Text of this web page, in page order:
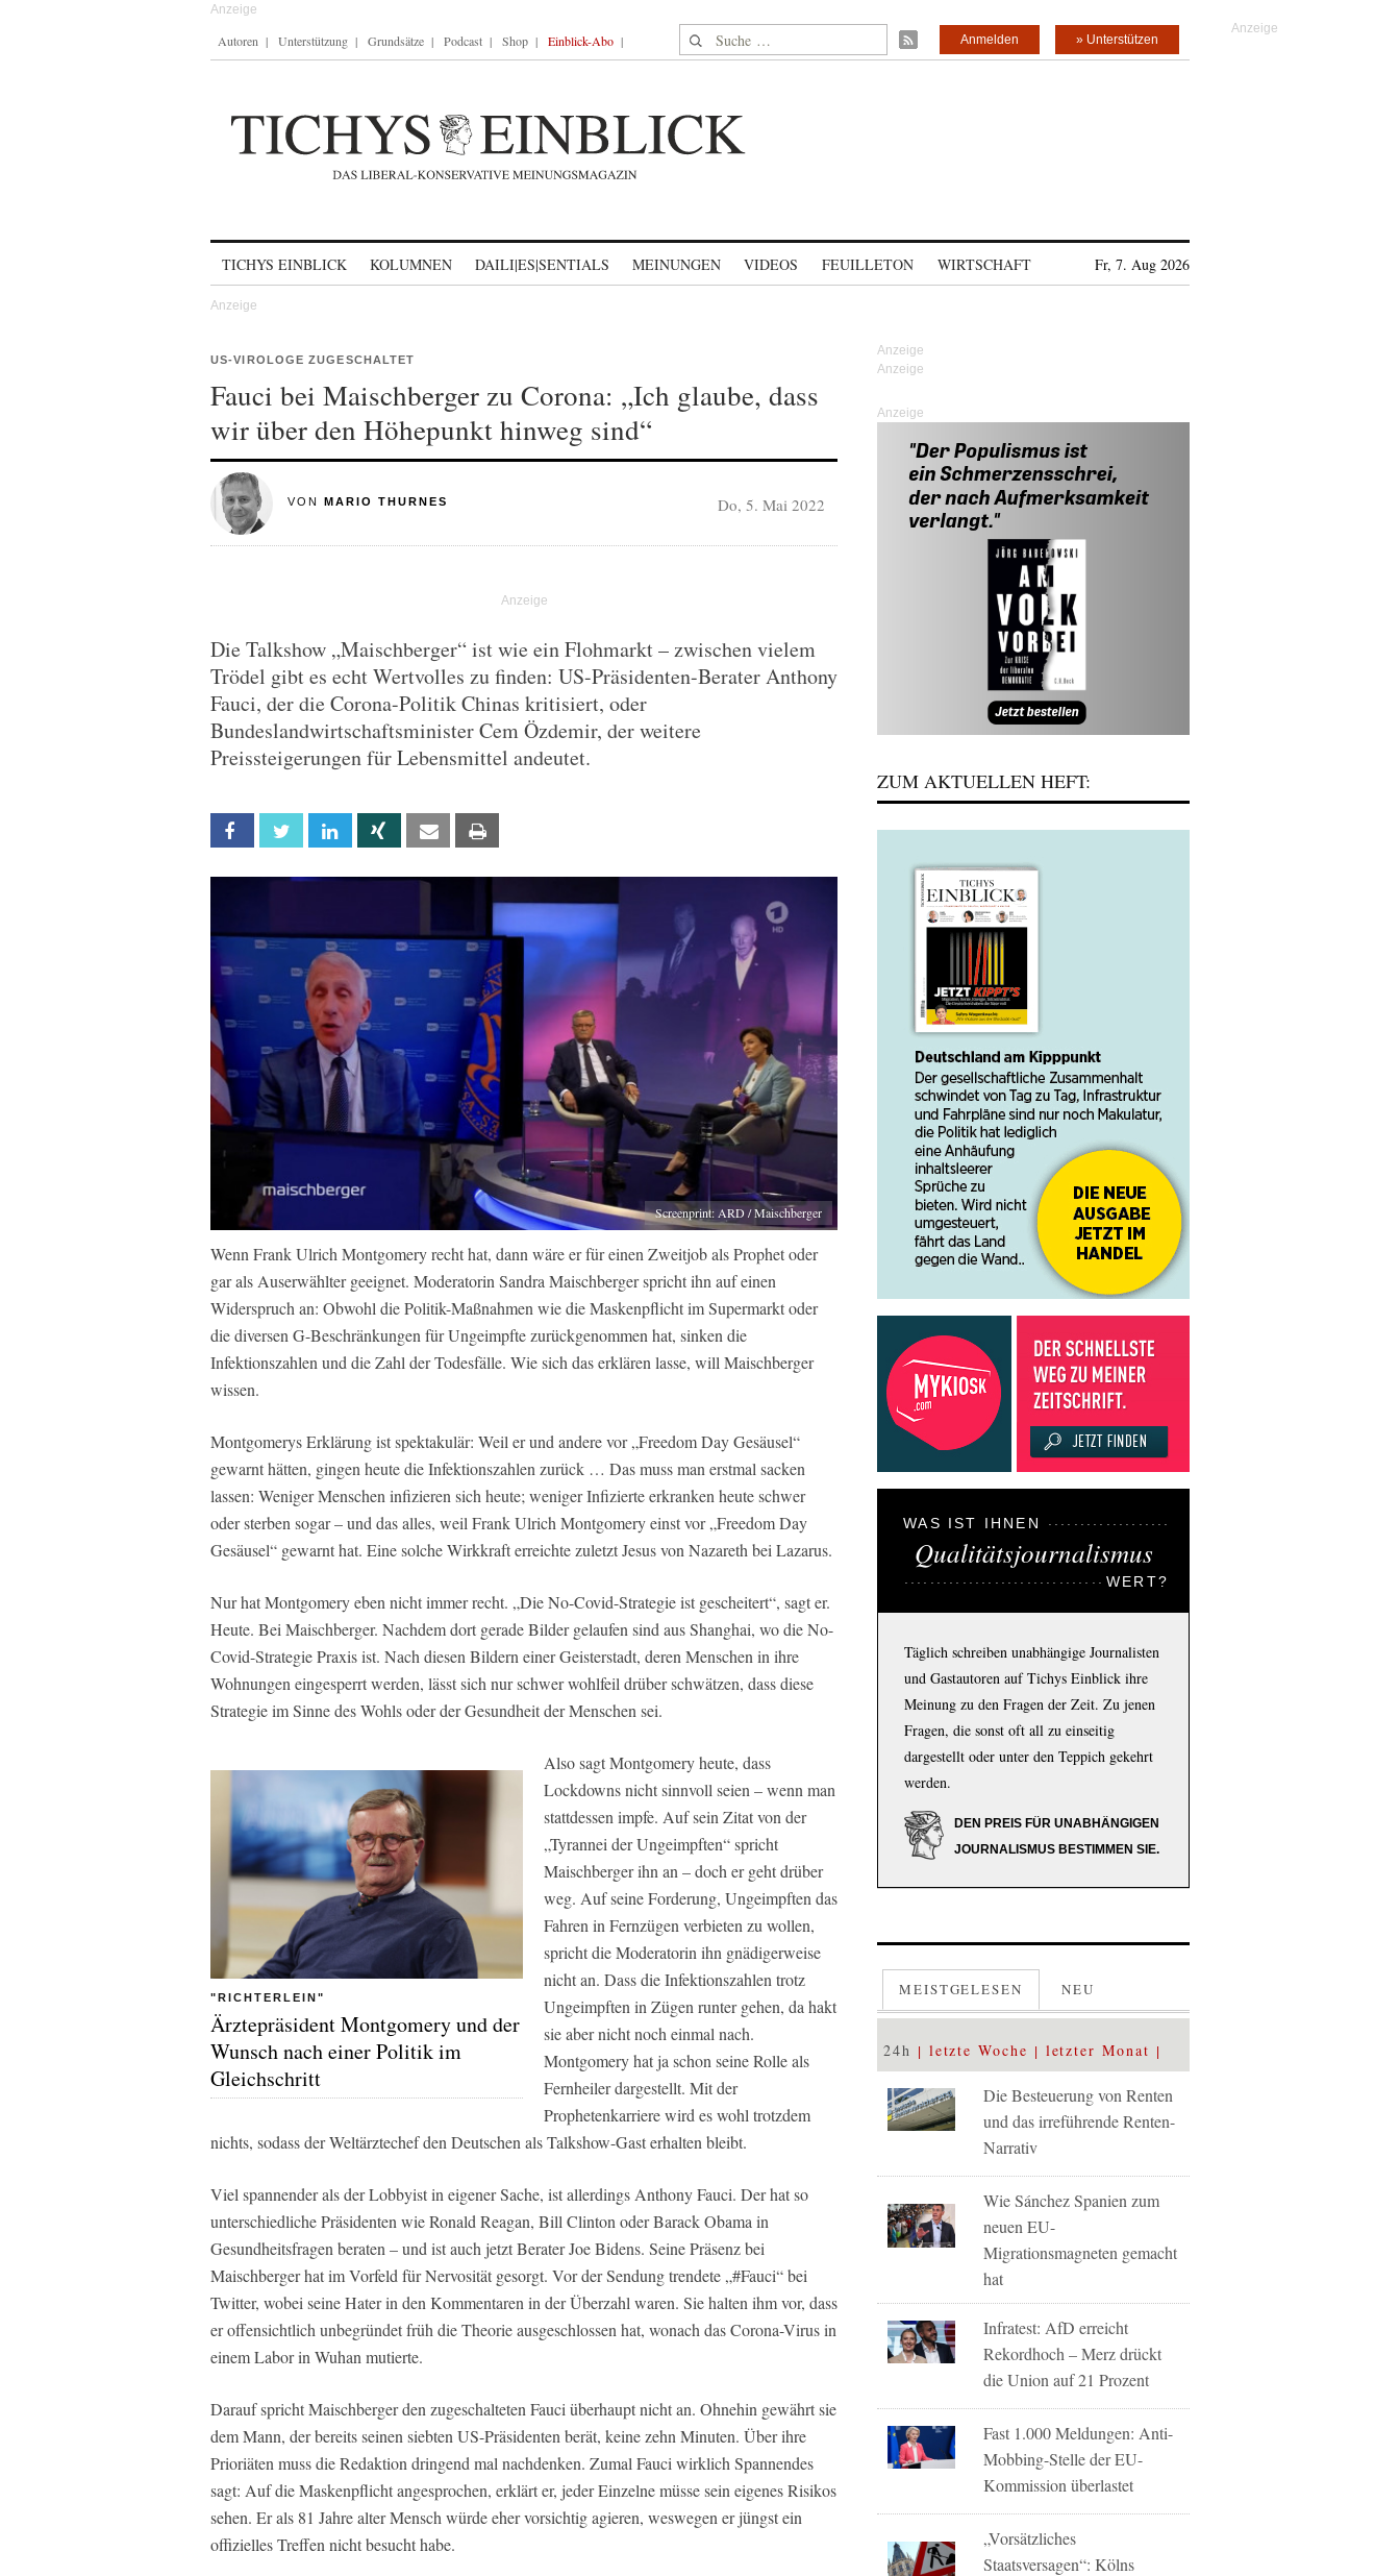
Autoren Unterstützung Grundsätze Podcast Shop Einblick-Abo Suche nach: » Unterstützen
Anmelden
TICHYS EINBLICK KOLUMNEN DAILI|ES|SENTIALS MEINUNGEN VIDEOS FEUILLETON WIRTSCHAFT Fr, 7. Aug 2026
US-VIROLOGE ZUGESCHALTET
Fauci bei Maischberger zu Corona: „Ich glaube, dass
wir über den Höhepunkt hinweg sind“
VON MARIO THURNES Do, 5. Mai 2022
Die Talkshow „Maischberger“ ist wie ein Flohmarkt – zwischen vielem
Trödel gibt es echt Wertvolles zu finden: US-Präsidenten-Berater Anthony
Fauci, der die Corona-Politik Chinas kritisiert, oder
Bundeslandwirtschaftsminister Cem Özdemir, der weitere
Preissteigerungen für Lebensmittel andeutet.
Facebook Twitter Linkedin Xing Email
Screenprint: ARD / Maischberger
Wenn Frank Ulrich Montgomery recht hat, dann wäre er für einen Zweitjob als Prophet oder
gar als Auserwählter geeignet. Moderatorin Sandra Maischberger spricht ihn auf einen
Widerspruch an: Obwohl die Politik-Maßnahmen wie die Maskenpflicht im Supermarkt oder
die diversen G-Beschränkungen für Ungeimpfte zurückgenommen hat, sinken die
Infektionszahlen und die Zahl der Todesfälle. Wie sich das erklären lasse, will Maischberger
wissen.
Montgomerys Erklärung ist spektakulär: Weil er und andere vor „Freedom Day Gesäusel“
gewarnt hätten, gingen heute die Infektionszahlen zurück … Das muss man erstmal sacken
lassen: Weniger Menschen infizieren sich heute; weniger Infizierte erkranken heute schwer
oder sterben sogar – und das alles, weil Frank Ulrich Montgomery einst vor „Freedom Day
Gesäusel“ gewarnt hat. Eine solche Wirkkraft erreichte zuletzt Jesus von Nazareth bei Lazarus.
Nur hat Montgomery eben nicht immer recht. „Die No-Covid-Strategie ist gescheitert“, sagt er.
Heute. Bei Maischberger. Nachdem dort gerade Bilder gelaufen sind aus Shanghai, wo die No-
Covid-Strategie Praxis ist. Nach diesen Bildern einer Geisterstadt, deren Menschen in ihre
Wohnungen eingesperrt werden, lässt sich nur schwer wohlfeil drüber schwätzen, dass diese
Strategie im Sinne des Wohls oder der Gesundheit der Menschen sei.
"RICHTERLEIN"
Ärztepräsident Montgomery und der
Wunsch nach einer Politik im
Gleichschritt
Also sagt Montgomery heute, dass
Lockdowns nicht sinnvoll seien – wenn man
stattdessen impfe. Auf sein Zitat von der
„Tyrannei der Ungeimpften“ spricht
Maischberger ihn an – doch er geht drüber
weg. Auf seine Forderung, Ungeimpften das
Fahren in Fernzügen verbieten zu wollen,
spricht die Moderatorin ihn gnädigerweise
nicht an. Dass die Infektionszahlen trotz
Ungeimpften in Zügen runter gehen, da hakt
sie aber nicht noch einmal nach.
Montgomery hat ja schon seine Rolle als
Fernheiler dargestellt. Mit der
Prophetenkarriere wird es wohl trotzdem
nichts, sodass der Weltärztechef den Deutschen als Talkshow-Gast erhalten bleibt.
Viel spannender als der Lobbyist in eigener Sache, ist allerdings Anthony Fauci. Der hat so
unterschiedliche Präsidenten wie Ronald Reagan, Bill Clinton oder Barack Obama in
Gesundheitsfragen beraten – und ist auch jetzt Berater Joe Bidens. Seine Präsenz bei
Maischberger hat im Vorfeld für Nervosität gesorgt. Vor der Sendung trendete „#Fauci“ bei
Twitter, wobei seine Hater in den Kommentaren in der Überzahl waren. Sie halten ihm vor, dass
er offensichtlich unbegründet früh die Theorie ausgeschlossen hat, wonach das Corona-Virus in
einem Labor in Wuhan mutierte.
Darauf spricht Maischberger den zugeschalteten Fauci überhaupt nicht an. Ohnehin gewährt sie
dem Mann, der bereits seinen siebten US-Präsidenten berät, keine zehn Minuten. Über ihre
Prioriäten muss die Redaktion dringend mal nachdenken. Zumal Fauci wirklich Spannendes
sagt: Auf die Maskenpflicht angesprochen, erklärt er, jeder Einzelne müsse sein eigenes Risikos
sehen. Er als 81 Jahre alter Mensch würde eher vorsichtig agieren, weswegen er jüngst ein
offizielles Treffen nicht besucht habe.
Anzeige
ZUM AKTUELLEN HEFT:
WAS IST IHNEN
Qualitätsjournalismus
WERT?
Täglich schreiben unabhängige Journalisten
und Gastautoren auf Tichys Einblick ihre
Meinung zu den Fragen der Zeit. Zu jenen
Fragen, die sonst oft all zu einseitig
dargestellt oder unter den Teppich gekehrt
werden.
DEN PREIS FÜR UNABHÄNGIGEN
JOURNALISMUS BESTIMMEN SIE.
MEISTGELESEN NEU
24h letzte Woche letzter Monat
Die Besteuerung von Renten
und das irreführende Renten-
Narrativ
Wie Sánchez Spanien zum
neuen EU-
Migrationsmagneten gemacht
hat
Infratest: AfD erreicht
Rekordhoch – Merz drückt
die Union auf 21 Prozent
Fast 1.000 Meldungen: Anti-
Mobbing-Stelle der EU-
Kommission überlastet
„Vorsätzliches
Staatsversagen“: Kölns